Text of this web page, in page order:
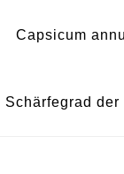
Capsicum
Schärfegrad